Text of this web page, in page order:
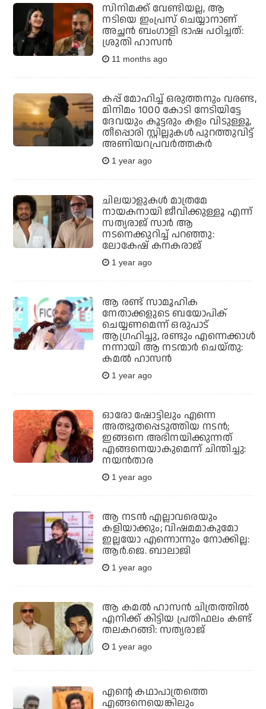
സിനിമക്ക് വേണ്ടിയല്ല, ആ
നടിയെ ഇംപ്രസ് ചെയ്യാനാണ്
അച്ഛന്‍ ബംഗാളി ഭാഷ പഠിച്ചത്:
ശ്രുതി ഹാസന്‍
11 months ago
കപ്പ് മോഹിച്ച് ഒരുത്തനും വരണ്ട,
മിനിമം 1000 കോടി നേടിയിട്ടേ
ദേവയും കൂട്ടരും കളം വിടുള്ളൂ,
തീപ്പൊരി സ്റ്റില്ലുകള്‍ പുറത്തുവിട്ട്
അണിയറപ്രവര്‍ത്തകര്‍
1 year ago
ചിലയാളുകള്‍ മാത്രമേ
നായകനായി ജീവിക്കുള്ളൂ എന്ന്
സത്യരാജ് സാര്‍ ആ
നടനെക്കുറിച്ച് പറഞ്ഞു:
ലോകേഷ് കനകരാജ്
1 year ago
ആ രണ്ട് സാമൂഹിക
നേതാക്കളുടെ ബയോപിക്
ചെയ്യണമെന്ന് ഒരുപാട്
ആഗ്രഹിച്ചു, രണ്ടും എന്നെക്കാള്‍
നന്നായി ആ നടന്മാര്‍ ചെയ്തു:
കമല്‍ ഹാസന്‍
1 year ago
ഓരോ ഷോട്ടിലും എന്നെ
അത്ഭുതപ്പെടുത്തിയ നടന്‍;
ഇങ്ങനെ അഭിനയിക്കുന്നത്
എങ്ങനെയാകുമെന്ന് ചിന്തിച്ചു:
നയന്‍താര
1 year ago
ആ നടന്‍ എല്ലാവരെയും
കളിയാക്കും; വിഷമമാകുമോ
ഇല്ലയോ എന്നൊന്നും നോക്കില്ല:
ആര്‍.ജെ. ബാലാജി
1 year ago
ആ കമല്‍ ഹാസന്‍ ചിത്രത്തില്‍
എനിക്ക് കിട്ടിയ പ്രതിഫലം കണ്ട്
തലകറങ്ങി: സത്യരാജ്
1 year ago
എന്റെ കഥാപാത്രത്തെ
എങ്ങനെയെങ്കിലും